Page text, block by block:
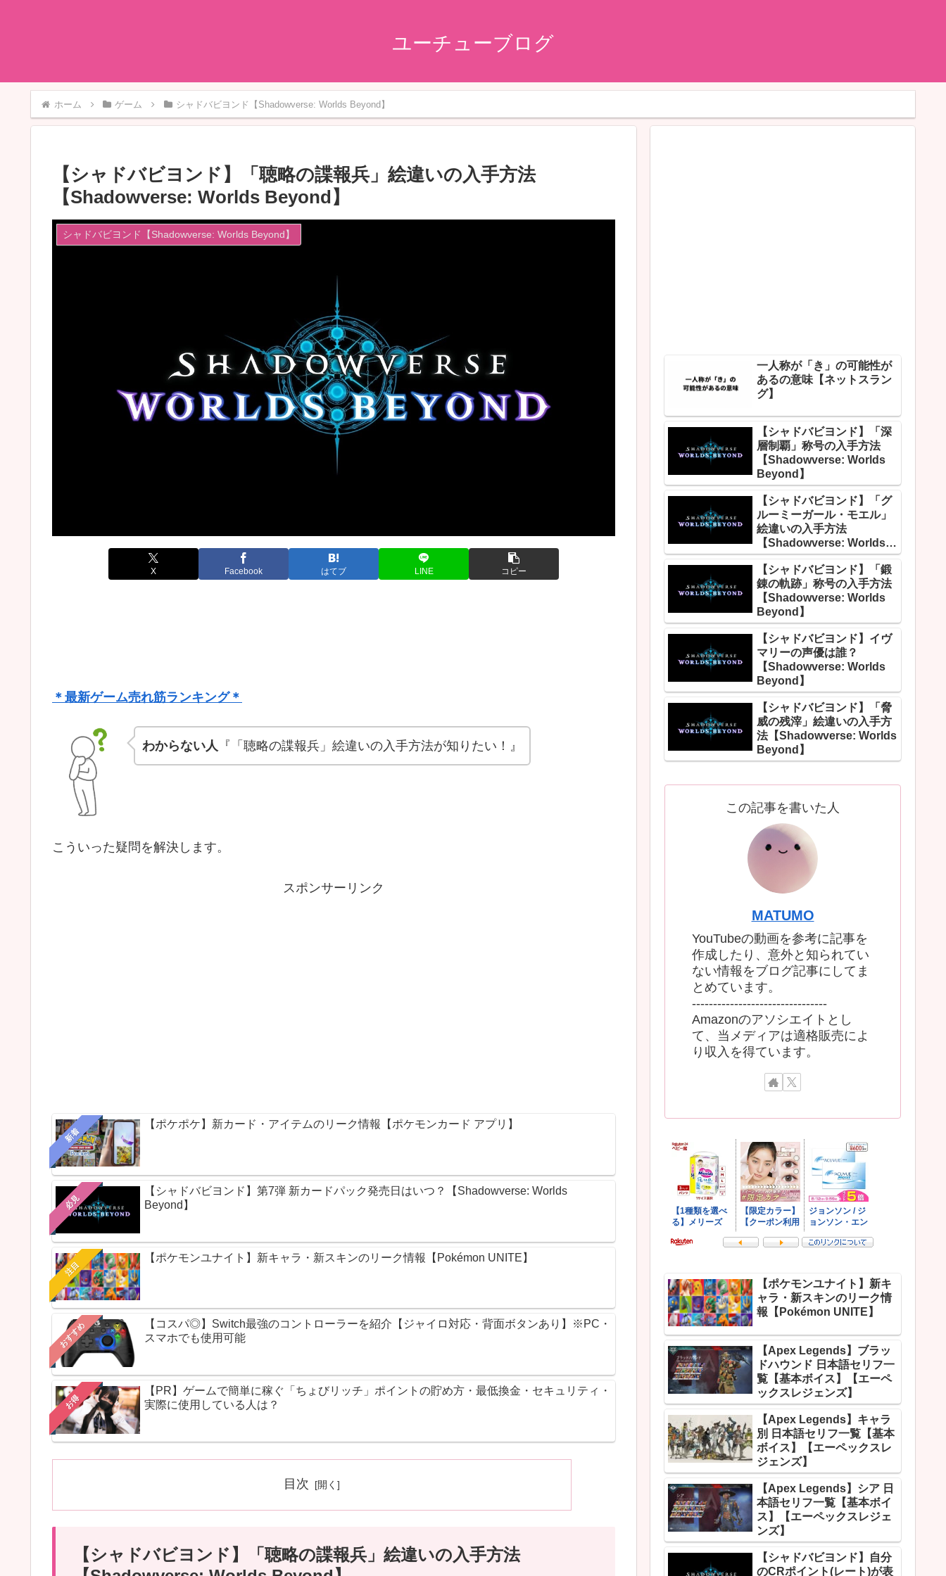
ユーチューブログ
ホーム ゲーム シャドバビヨンド【Shadowverse: Worlds Beyond】
【シャドバビヨンド】「聴略の諜報兵」絵違いの入手方法
【Shadowverse: Worlds Beyond】
シャドバビヨンド【Shadowverse: Worlds Beyond】
X Facebook はてブ LINE コピー
＊最新ゲーム売れ筋ランキング＊
わからない人 『「聴略の諜報兵」絵違いの入手方法が知りたい！』
こういった疑問を解決します。
スポンサーリンク
新着
【ポケポケ】新カード・アイテムのリーク情報【ポケモンカード アプリ】
必見
【シャドバビヨンド】第7弾 新カードパック発売日はいつ？【Shadowverse: Worlds
Beyond】
注目
【ポケモンユナイト】新キャラ・新スキンのリーク情報【Pokémon UNITE】
おすすめ
【コスパ◎】Switch最強のコントローラーを紹介【ジャイロ対応・背面ボタンあり】※PC・
スマホでも使用可能
お得
【PR】ゲームで簡単に稼ぐ「ちょびリッチ」ポイントの貯め方・最低換金・セキュリティ・
実際に使用している人は？
目次
【シャドバビヨンド】「聴略の諜報兵」絵違いの入手方法
一人称が「き」の可能性が
あるの意味【ネットスラン
グ】
【シャドバビヨンド】「深
層制覇」称号の入手方法
【Shadowverse: Worlds
Beyond】
【シャドバビヨンド】「グ
ルーミーガール・モエル」
絵違いの入手方法
【Shadowverse: Worlds
Beyond】
【シャドバビヨンド】「鍛
錬の軌跡」称号の入手方法
【Shadowverse: Worlds
Beyond】
【シャドバビヨンド】イヴ
マリーの声優は誰？
【Shadowverse: Worlds
Beyond】
【シャドバビヨンド】「脅
威の残滓」絵違いの入手方
法【Shadowverse: Worlds
Beyond】
この記事を書いた人
MATUMO
YouTubeの動画を参考に記事を
作成したり、意外と知られてい
ない情報をブログ記事にしてま
とめています。
--------------------------------
Amazonのアソシエイトとし
て、当メディアは適格販売によ
り収入を得ています。
【ポケモンユナイト】新キ
ャラ・新スキンのリーク情
報【Pokémon UNITE】
【Apex Legends】ブラッ
ドハウンド 日本語セリフ一
覧【基本ボイス】【エーペ
ックスレジェンズ】
【Apex Legends】キャラ
別 日本語セリフ一覧【基本
ボイス】【エーペックスレ
ジェンズ】
【Apex Legends】シア 日
本語セリフ一覧【基本ボイ
ス】【エーペックスレジェ
ンズ】
【シャドバビヨンド】自分
のCRポイント(レート)が表